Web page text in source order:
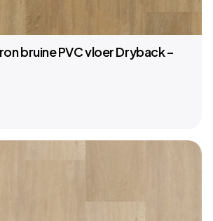
bruine PVC vloer Dryback –